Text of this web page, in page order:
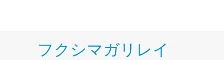
フクシマガリレイ